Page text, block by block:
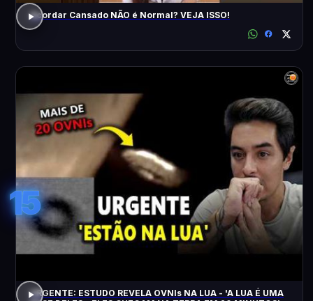
Acordar Cansado NÃO é Normal? VEJA ISSO!
15
URGENTE: ESTUDO REVELA OVNIs NA LUA - 'A LUA É UMA